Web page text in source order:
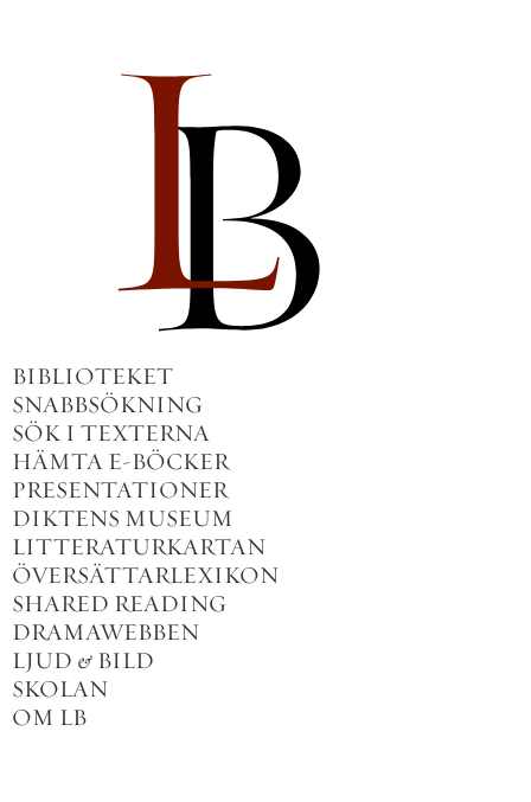
BIBLIOTEKET
SNABBSÖKNING
SÖK I TEXTERNA
HÄMTA E-BÖCKER
PRESENTATIONER
DIKTENS MUSEUM
LITTERATURKARTAN
ÖVERSÄTTARLEXIKON
SHARED READING
DRAMAWEBBEN
LJUD & BILD
SKOLAN
OM LB